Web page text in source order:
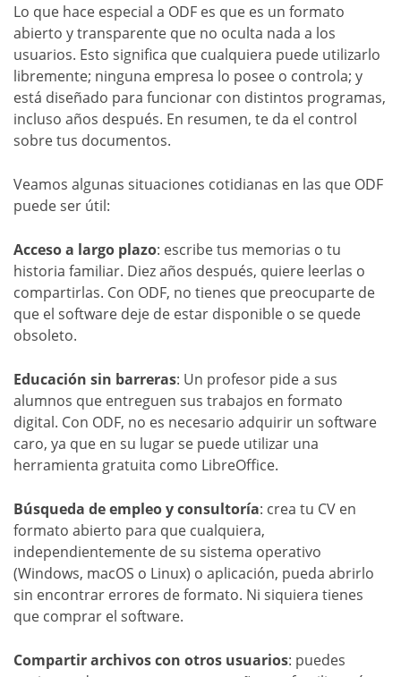
Lo que hace especial a ODF es que es un formato
abierto y transparente que no oculta nada a los
usuarios. Esto significa que cualquiera puede utilizarlo
libremente; ninguna empresa lo posee o controla; y
está diseñado para funcionar con distintos programas,
incluso años después. En resumen, te da el control
sobre tus documentos.
Veamos algunas situaciones cotidianas en las que ODF
puede ser útil:
Acceso a largo plazo: escribe tus memorias o tu
historia familiar. Diez años después, quiere leerlas o
compartirlas. Con ODF, no tienes que preocuparte de
que el software deje de estar disponible o se quede
obsoleto.
Educación sin barreras: Un profesor pide a sus
alumnos que entreguen sus trabajos en formato
digital. Con ODF, no es necesario adquirir un software
caro, ya que en su lugar se puede utilizar una
herramienta gratuita como LibreOffice.
Búsqueda de empleo y consultoría: crea tu CV en
formato abierto para que cualquiera,
independientemente de su sistema operativo
(Windows, macOS o Linux) o aplicación, pueda abrirlo
sin encontrar errores de formato. Ni siquiera tienes
que comprar el software.
Compartir archivos con otros usuarios: puedes